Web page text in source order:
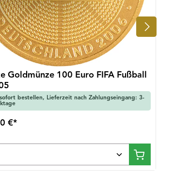
die Anzahl zu erhöhen oder zu
oder benutze die
Goldmünze 100 Euro FIFA Fußball
bestellen, Lieferzeit nach Zahlungseingang: 3-
€*
Anzahl: Gib den gewünschten